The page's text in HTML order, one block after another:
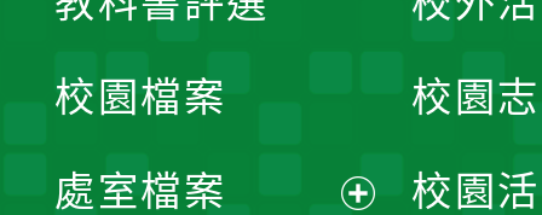
單
校園檔案
處室檔案
校園
校園